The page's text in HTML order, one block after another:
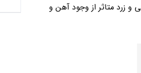
زرد متاثر از وجود آهن و